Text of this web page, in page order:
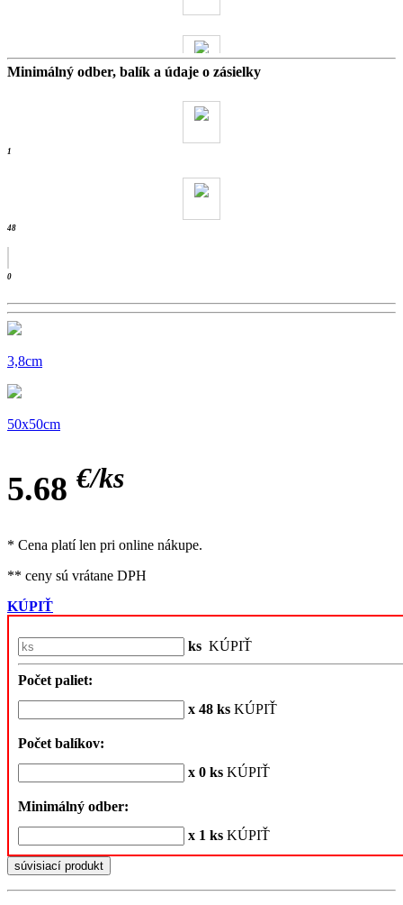
Minimálný odber, balík a údaje o zásielky
1
48
0
3,8cm
50x50cm
5.68 €/ks
* Cena platí len pri online nákupe.
** ceny sú vrátane DPH
KÚPIŤ
ks KÚPIŤ
Počet paliet:
x 48 ks KÚPIŤ
Počet balíkov:
x 0 ks KÚPIŤ
Minimálný odber:
x 1 ks KÚPIŤ
súvisiací produkt